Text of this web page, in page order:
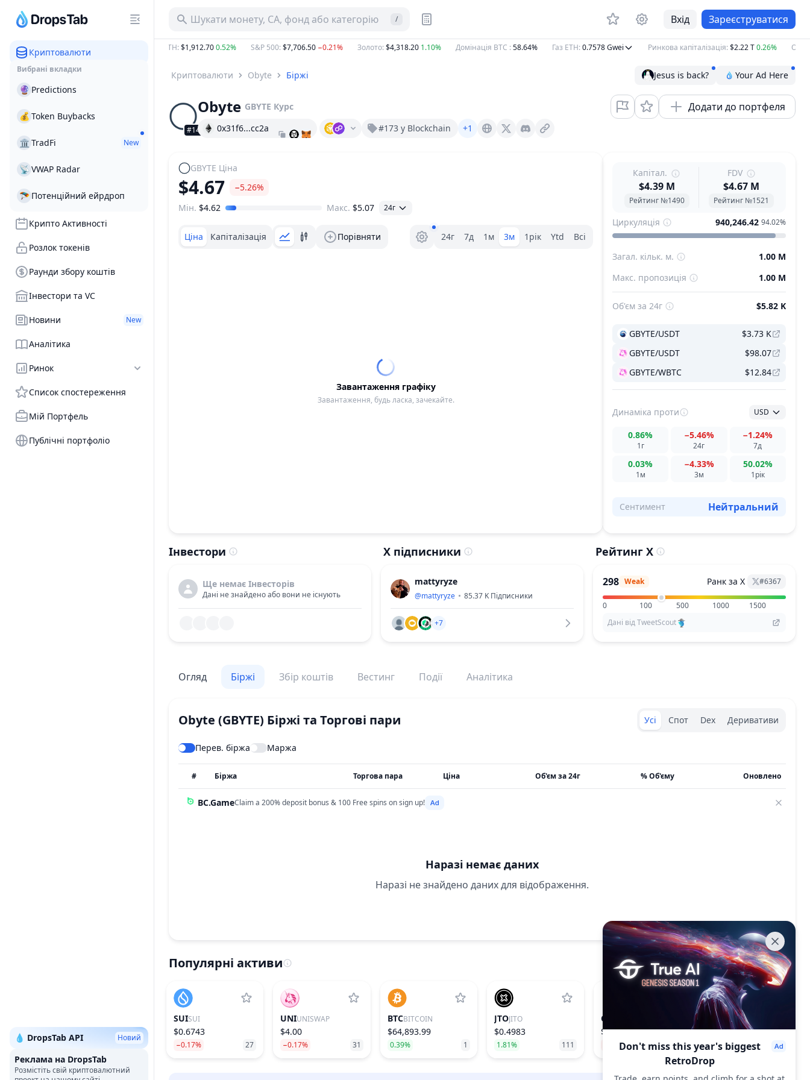
Криптовалюти
Вибрані вкладки
🔮 Predictions
💰 Token Buybacks
🏛 TradFi New
📡 VWAP Radar
🪂 Потенційний ейрдроп
Крипто Активності
Розлок токенів
Раунди збору коштів
Інвестори та VC
Новини New
Аналітика
Ринок
Список спостереження
Мій Портфель
Публічні портфоліо
💧 DropsTab API Новий
Реклама на DropsTab
Розмістіть свій криптовалютний
Шукати монету, CA, фонд або категорію / Вхід Зареєструватися
B−12.04% ETH:$1,912.700.52% S&P 500:$7,706.50−0.21% Золото:$4,318.201.10% Домінація BTC:58.64% Газ ETH:0.7578Gwei Ринкова капіталізація:$2.22 T0.26% Об'єм
Криптовалюти Obyte Біржі Jesus is back? Your Ad Here
#1490
Obyte GBYTE Курс Додати до портфеля
0x31f6...cc2a #173 у Blockchain +1 X (Twitter)
GBYTE Ціна
$4.67 −5.26%
Діапазон цін
Мін. $4.62 Макс. $5.07 24г
Ціна Капіталізація Порівняти Вибір діапазону.
24г 7д 1м 3м 1рік Ytd Всі
Завантаження графіку
Завантаження, будь ласка, зачекайте.
Капітал.
$4.39 M
Рейтинг №1490
FDV
$4.67 M
Рейтинг №1521
Циркуляція 940,246.42 94.02%
Загал. кільк. м.
1.00 M
Макс. пропозиція
1.00 M
Об'єм за 24г $5.82 K
GBYTE/USDT
$3.73 K
GBYTE/USDT
$98.07
GBYTE/WBTC
$12.84
Динаміка проти USD
1г
0.86%
24г
−5.46%
7д
−1.24%
1м
0.03%
3м
−4.33%
1рік
50.02%
Сентимент Нейтральний
Інвестори
Ще немає Інвесторів
Дані не знайдено або вони не існують
X підписники
mattyryze
@mattyryze 85.37 K Підписники
+7
Рейтинг X
298 Weak Ранк за X #6367
0 100 500 1000
1500
Дані від TweetScout
Огляд Біржі Збір коштів Вестинг Події Аналітика
Obyte (GBYTE) Біржі та Торгові пари Exchanges type
Усі Спот Dex Деривативи
Перев. біржа Маржа
# Біржа Торгова пара Ціна Об'єм за 24г % Об'єму Оновлено
BC.GameClaim a 200% deposit bonus & 100 Free spins on sign up!
Наразі немає даних
Наразі не знайдено даних для відображення.
Популярні активи
SUISUI
$0.6743
−0.17% 27
UNIUNISWAP
$4.00
−0.17% 31
BTCBITCOIN
$64,893.99
0.39% 1
JTOJITO
$0.4983
1.81% 111
CASHCAT
$0.1025
−18.45% 208
Don't miss this year's biggest
RetroDrop